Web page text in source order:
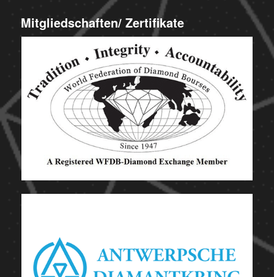
Mitgliedschaften/ Zertifikate